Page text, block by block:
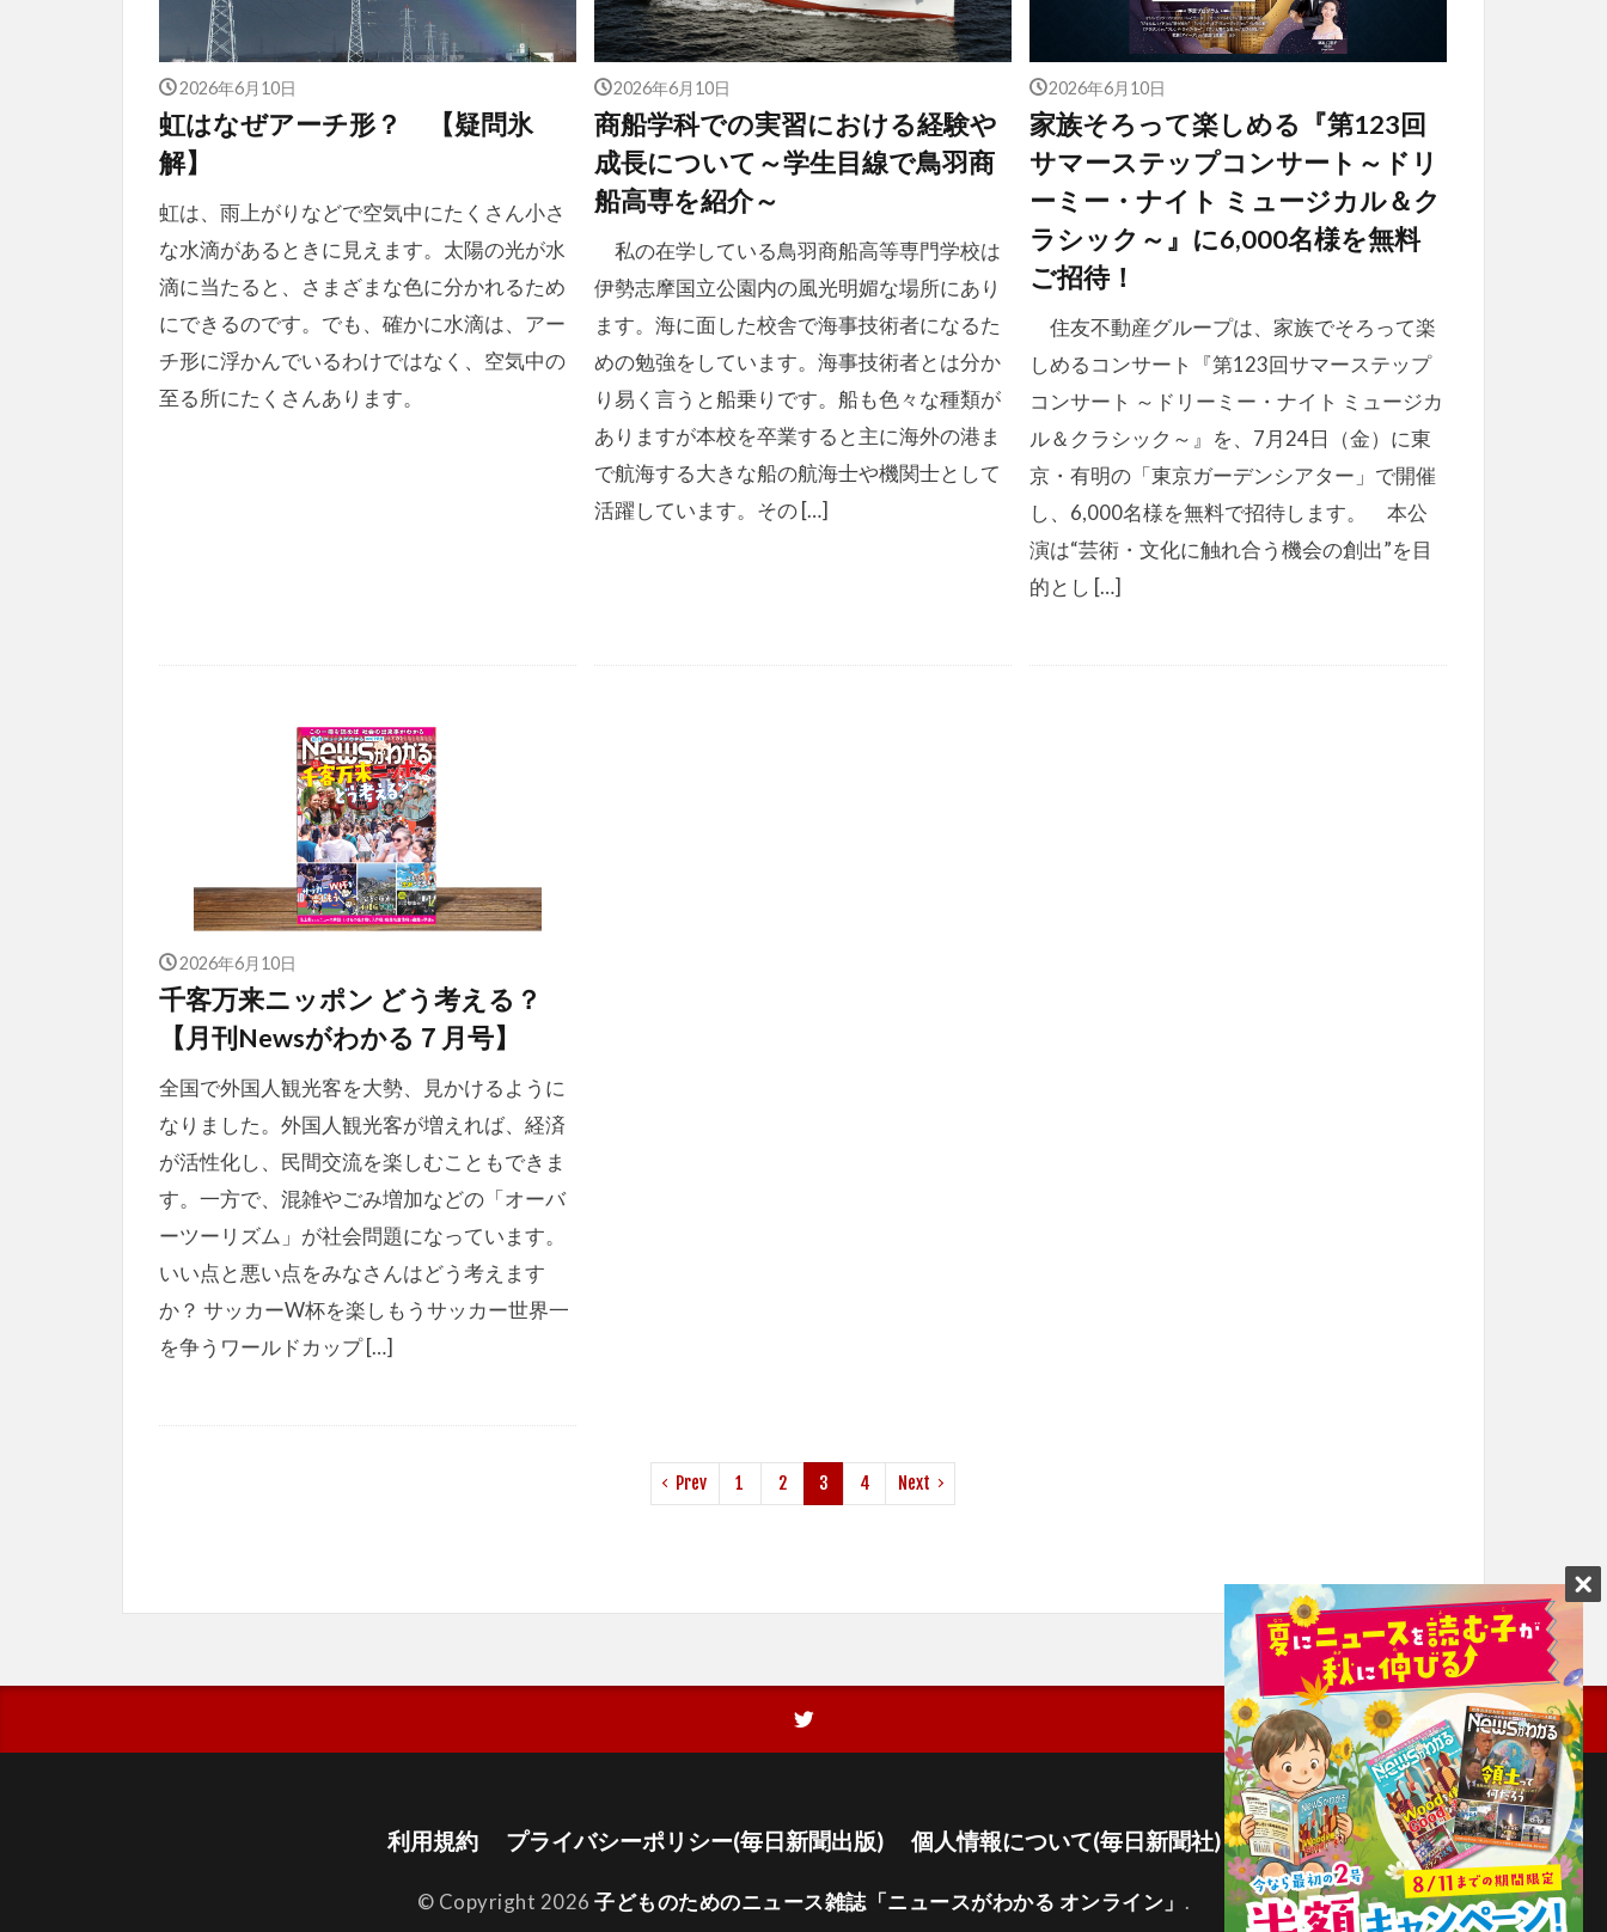
2026年6月10日
虹はなぜアーチ形？ 【疑問氷
解】
虹は、雨上がりなどで空気中にたくさん小さ
な水滴があるときに見えます。太陽の光が水
滴に当たると、さまざまな色に分かれるため
にできるのです。でも、確かに水滴は、アー
チ形に浮かんでいるわけではなく、空気中の
至る所にたくさんあります。
2026年6月10日
商船学科での実習における経験や
成長について～学生目線で鳥羽商
船高専を紹介～
私の在学している鳥羽商船高等専門学校は
伊勢志摩国立公園内の風光明媚な場所にあり
ます。海に面した校舎で海事技術者になるた
めの勉強をしています。海事技術者とは分か
り易く言うと船乗りです。船も色々な種類が
ありますが本校を卒業すると主に海外の港ま
で航海する大きな船の航海士や機関士として
活躍しています。その […]
2026年6月10日
家族そろって楽しめる『第123回
サマーステップコンサート～ドリ
ーミー・ナイト ミュージカル＆ク
ラシック～』に6,000名様を無料
ご招待！
住友不動産グループは、家族でそろって楽
しめるコンサート『第123回サマーステップ
コンサート ～ドリーミー・ナイト ミュージカ
ル＆クラシック～』を、7月24日（金）に東
京・有明の「東京ガーデンシアター」で開催
し、6,000名様を無料で招待します。 本公
演は“芸術・文化に触れ合う機会の創出”を目
的とし […]
2026年6月10日
千客万来ニッポン どう考える？
【月刊Newsがわかる７月号】
全国で外国人観光客を大勢、見かけるように
なりました。外国人観光客が増えれば、経済
が活性化し、民間交流を楽しむこともできま
す。一方で、混雑やごみ増加などの「オーバ
ーツーリズム」が社会問題になっています。
いい点と悪い点をみなさんはどう考えます
か？ サッカーW杯を楽しもうサッカー世界一
を争うワールドカップ […]
Prev 1 2 3 4 Next
利用規約 プライバシーポリシー(毎日新聞出版) 個人情報について(毎日新聞社)
© Copyright 2026子どものためのニュース雑誌「ニュースがわかる オンライン」 .